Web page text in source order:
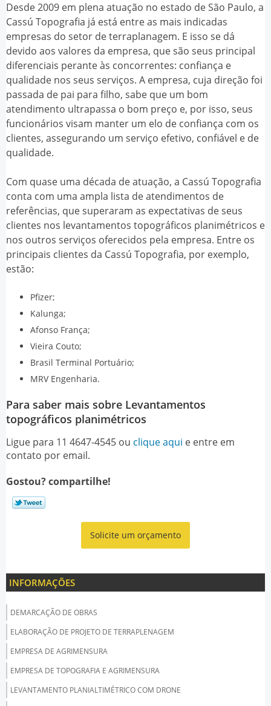
Desde 2009 em plena atuação no estado de São Paulo, a
Cassú Topografia já está entre as mais indicadas
empresas do setor de terraplanagem. E isso se dá
devido aos valores da empresa, que são seus principal
diferenciais perante às concorrentes: confiança e
qualidade nos seus serviços. A empresa, cuja direção foi
passada de pai para filho, sabe que um bom
atendimento ultrapassa o bom preço e, por isso, seus
funcionários visam manter um elo de confiança com os
clientes, assegurando um serviço efetivo, confiável e de
qualidade.
Com quase uma década de atuação, a Cassú Topografia
conta com uma ampla lista de atendimentos de
referências, que superaram as expectativas de seus
clientes nos levantamentos topográficos planimétricos e
nos outros serviços oferecidos pela empresa. Entre os
principais clientes da Cassú Topografia, por exemplo,
estão:
Pfizer;
Kalunga;
Afonso França;
Vieira Couto;
Brasil Terminal Portuário;
MRV Engenharia.
Para saber mais sobre Levantamentos
topográficos planimétricos
Ligue para 11 4647-4545 ou clique aqui e entre em
contato por email.
Gostou? compartilhe!
Solicite um orçamento
INFORMAÇÕES
DEMARCAÇÃO DE OBRAS
ELABORAÇÃO DE PROJETO DE TERRAPLENAGEM
EMPRESA DE AGRIMENSURA
EMPRESA DE TOPOGRAFIA E AGRIMENSURA
LEVANTAMENTO PLANIALTIMÉTRICO COM DRONE